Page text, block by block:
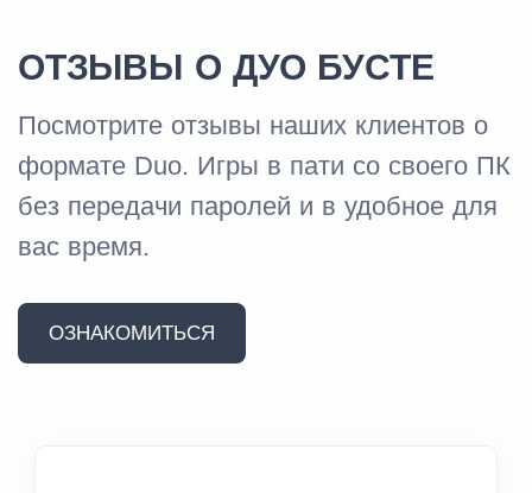
ОТЗЫВЫ О ДУО БУСТЕ
Посмотрите отзывы наших клиентов о
формате Duo. Игры в пати со своего ПК
без передачи паролей и в удобное для
вас время.
ОЗНАКОМИТЬСЯ